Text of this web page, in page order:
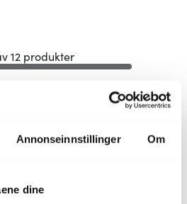
Annonseinnstillinger Om
dine
12 produkter
kaffesmaker. Finn den sorten